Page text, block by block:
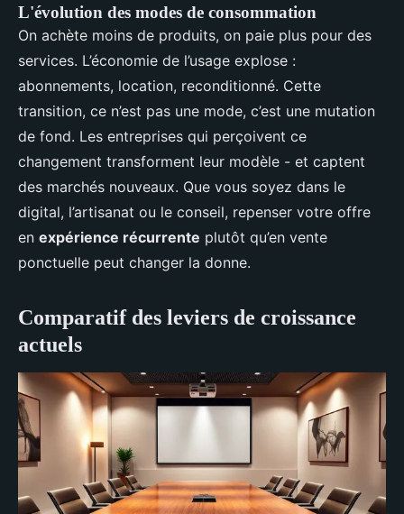
L'évolution des modes de consommation
On achète moins de produits, on paie plus pour des
services. L’économie de l’usage explose :
abonnements, location, reconditionné. Cette
transition, ce n’est pas une mode, c’est une mutation
de fond. Les entreprises qui perçoivent ce
changement transforment leur modèle - et captent
des marchés nouveaux. Que vous soyez dans le
digital, l’artisanat ou le conseil, repenser votre offre
en expérience récurrente plutôt qu’en vente
ponctuelle peut changer la donne.
Comparatif des leviers de croissance
actuels